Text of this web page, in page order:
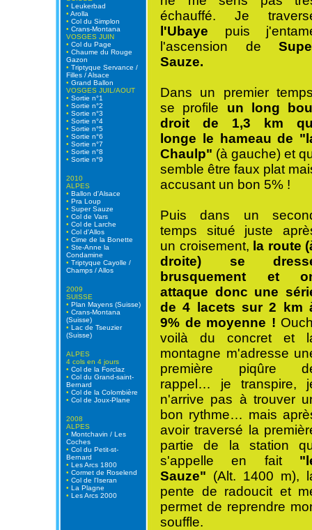
• Leukerbad
• Arolla
• Col du Simplon
• Crans-Montana
VOSGES JUIN
• Col du Page
• Chaume du Rouge
Gazon
• Triptyque Servance /
Filles / Alsace
• Grand Ballon
VOSGES JUIL/AOUT
• Sortie n°1
• Sortie n°2
• Sortie n°3
• Sortie n°4
• Sortie n°5
• Sortie n°6
• Sortie n°7
• Sortie n°8
• Sortie n°9
2010
ALPES
• Ballon d'Alsace
• Pra Loup
• Super Sauze
• Col de Vars
• Col de Larche
• Col d'Allos
• Cime de la Bonette
• Ste-Anne la
Condamine
• Triptyque Cayolle /
Champs / Allos
2009
SUISSE
• Plan Mayens (Suisse)
• Crans-Montana
(Suisse)
• Lac de Tseuzier
(Suisse)
ALPES
4 cols en 4 jours
• Col de la Forclaz
• Col du Grand-saint-
Bernard
• Col de la Colombière
• Col de Joux-Plane
2008
ALPES
• Montchavin / Les
Coches
• Col du Petit-st-
Bernard
• Les Arcs 1800
• Cormet de Roselend
• Col de l'Iseran
• La Plagne
• Les Arcs 2000
échauffé. Je
l'Ubaye puis
l'ascension de
Sauze.
Dans un premier
se profile un long
droit de 1,3 km
longe le hameau de
Chaulp" (à gauche) et
semble être faux plat
accusant un bon 5% !
Puis dans un
temps situé juste
un croisement, la route
droite) se
brusquement et
attaque donc une
de 4 lacets sur 2 km
9% de moyenne !
voilà du concret et
montagne m'adresse
première piqûre
rappel… je transpire,
n'arrive pas à trouver
bon rythme… mais
avoir traversé la
partie de la station
s'appelle en fait
Sauze" (Alt. 1400 m),
pente de radoucit et
permet de reprendre
souffle.